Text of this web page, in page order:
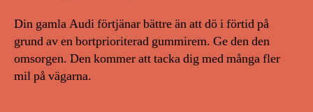
Din gamla Audi förtjänar bättre än att dö i förtid på
grund av en bortprioriterad gummirem. Ge den den
omsorgen. Den kommer att tacka dig med många fler
mil på vägarna.